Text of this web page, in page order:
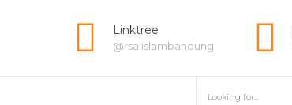
Linktree
@rsalislambandung